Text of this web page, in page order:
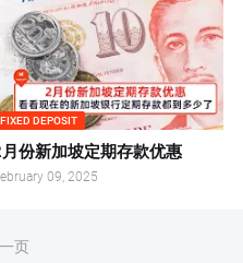
FIXED DEPOSIT
份新加坡定期存款优惠
09, 2025
页